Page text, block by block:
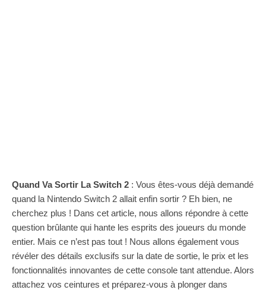
Quand Va Sortir La Switch 2 : Vous êtes-vous déjà demandé
quand la Nintendo Switch 2 allait enfin sortir ? Eh bien, ne
cherchez plus ! Dans cet article, nous allons répondre à cette
question brûlante qui hante les esprits des joueurs du monde
entier. Mais ce n’est pas tout ! Nous allons également vous
révéler des détails exclusifs sur la date de sortie, le prix et les
fonctionnalités innovantes de cette console tant attendue. Alors
attachez vos ceintures et préparez-vous à plonger dans